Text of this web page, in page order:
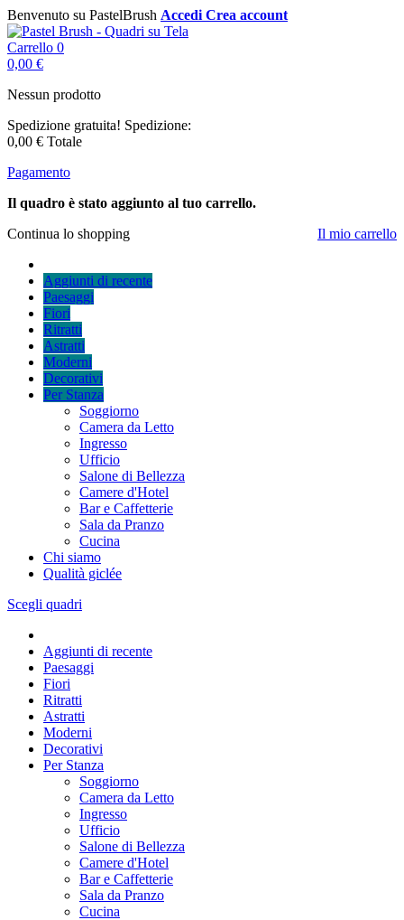
Benvenuto su PastelBrush Accedi Crea account
Carrello 0
0,00 €
Nessun prodotto
Spedizione gratuita! Spedizione:
0,00 € Totale
Pagamento
Il quadro è stato aggiunto al tuo carrello.
Continua lo shopping
Il mio carrello
Aggiunti di recente
Paesaggi
Fiori
Ritratti
Astratti
Moderni
Decorativi
Per Stanza
Soggiorno
Camera da Letto
Ingresso
Ufficio
Salone di Bellezza
Camere d'Hotel
Bar e Caffetterie
Sala da Pranzo
Cucina
Chi siamo
Qualità giclée
Scegli quadri
Aggiunti di recente
Paesaggi
Fiori
Ritratti
Astratti
Moderni
Decorativi
Per Stanza
Soggiorno
Camera da Letto
Ingresso
Ufficio
Salone di Bellezza
Camere d'Hotel
Bar e Caffetterie
Sala da Pranzo
Cucina